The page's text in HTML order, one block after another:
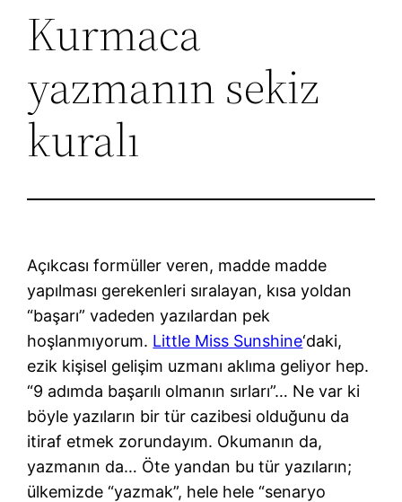
Kurmaca
yazmanın sekiz
kuralı
Açıkcası formüller veren, madde madde
yapılması gerekenleri sıralayan, kısa yoldan
“başarı” vadeden yazılardan pek
hoşlanmıyorum. Little Miss Sunshine‘daki,
ezik kişisel gelişim uzmanı aklıma geliyor hep.
“9 adımda başarılı olmanın sırları”… Ne var ki
böyle yazıların bir tür cazibesi olduğunu da
itiraf etmek zorundayım. Okumanın da,
yazmanın da… Öte yandan bu tür yazıların;
ülkemizde “yazmak”, hele hele “senaryo